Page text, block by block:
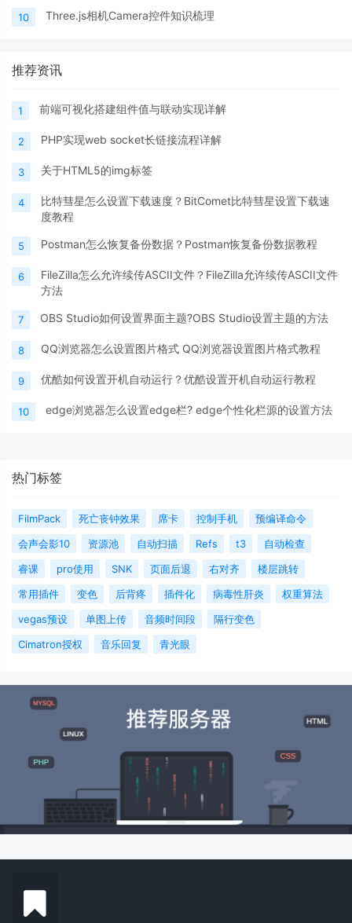
10 Three.js相机Camera控件知识梳理
推荐资讯
1 前端可视化搭建组件值与联动实现详解
2 PHP实现web socket长链接流程详解
3 关于HTML5的img标签
4
比特彗星怎么设置下载速度？BitComet比特彗星设置下载速
度教程
5 Postman怎么恢复备份数据？Postman恢复备份数据教程
6
FileZilla怎么允许续传ASCII文件？FileZilla允许续传ASCII文件
方法
7 OBS Studio如何设置界面主题?OBS Studio设置主题的方法
8 QQ浏览器怎么设置图片格式 QQ浏览器设置图片格式教程
9 优酷如何设置开机自动运行？优酷设置开机自动运行教程
10 edge浏览器怎么设置edge栏? edge个性化栏源的设置方法
热门标签
FilmPack 死亡丧钟效果 席卡 控制手机
预编译命令
会声会影10
资源池 自动扫描 Refs t3
自动检查
睿课
pro使用 SNK 页面后退 右对齐
楼层跳转
常用插件
变色 后背疼 插件化 病毒性肝炎
权重算法
vegas预设
单图上传 音频时间段
隔行变色
Cimatron授权
音乐回复 青光眼